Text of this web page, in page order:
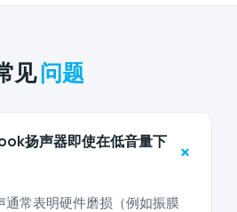
见问题
扬声器即使在低音量下
+
通常表明硬件磨损（例如振膜